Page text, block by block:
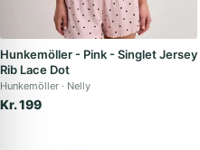
Hunkemöller - Pink - Singlet Jersey
Rib Lace Dot
Hunkemöller Nelly
Kr. 199